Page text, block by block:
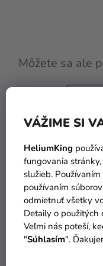
VÁŽIME SI
HeliumKing
fungovania
služieb.
používaním
odmietnuť všetky
Detaily o použitých
Veľmi nás poteší,
"Súhlasím".
potreby
Personalizované
Témy
Výpredaj
O
nás
Párty
Blog
Môžete sa ale
TOVAR
viac ako 30 000